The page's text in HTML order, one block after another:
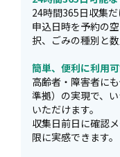
24時間365日収集だ
申込日時を予約の
択、ごみの種別と
簡単、便利に利用
高齢者・障害者に
準拠）の実現で、
いただけます。
収集日前日に確認
限に実感できます。